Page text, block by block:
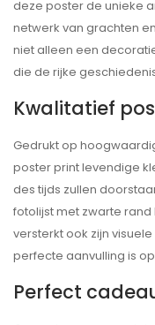
deze poster de unieke
netwerk van grachten
niet alleen een
die de rijke
Kwalitatief
Gedrukt op
poster print levendige
des tijds zullen
fotolijst met zwarte
versterkt ook zijn
perfecte aanvulling is
Perfect